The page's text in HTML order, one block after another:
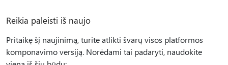
Reikia paleisti iš naujo
Pritaikę šį naujinimą, turite atlikti švarų visos platformos
komponavimo versiją. Norėdami tai padaryti, naudokite